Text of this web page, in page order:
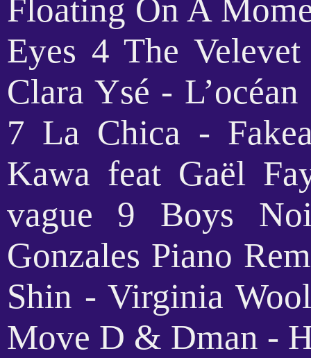
Floating On A
Eyes 4 The
Clara Ysé -
7 La Chica -
Kawa feat Gaël
vague 9 Boys
Gonzales Piano
Shin - Virginia
Move D & Dman -